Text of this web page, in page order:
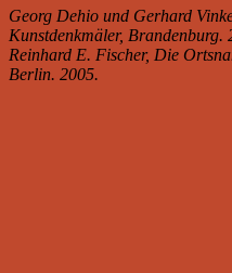
Georg Dehio und Gerhard
Kunstdenkmäler, Brandenburg.
Reinhard E. Fischer, Die
Berlin. 2005.